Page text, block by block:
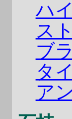
ハ
ス
ブ
タ
ア